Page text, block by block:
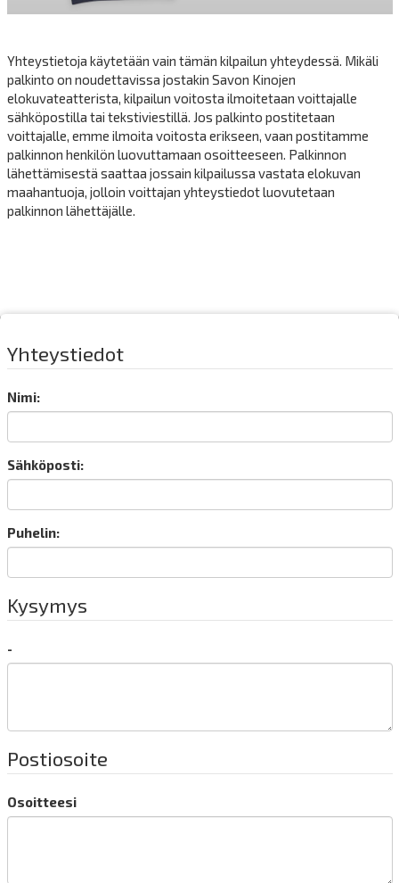
Yhteystietoja käytetään vain tämän kilpailun yhteydessä. Mikäli
palkinto on noudettavissa jostakin Savon Kinojen
elokuvateatterista, kilpailun voitosta ilmoitetaan voittajalle
sähköpostilla tai tekstiviestillä. Jos palkinto postitetaan
voittajalle, emme ilmoita voitosta erikseen, vaan postitamme
palkinnon henkilön luovuttamaan osoitteeseen. Palkinnon
lähettämisestä saattaa jossain kilpailussa vastata elokuvan
maahantuoja, jolloin voittajan yhteystiedot luovutetaan
palkinnon lähettäjälle.
Yhteystiedot
Nimi:
Sähköposti:
Puhelin:
Kysymys
-
Postiosoite
Osoitteesi